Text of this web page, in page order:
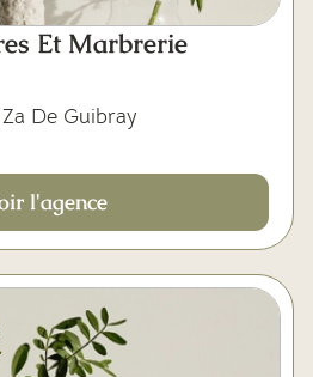
Et Marbrerie
De Guibray
l'agence